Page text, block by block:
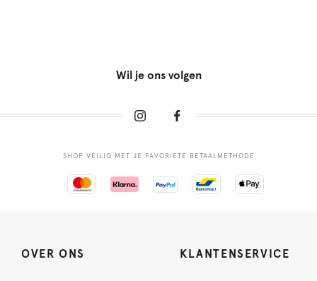
Wil je ons volgen
SHOP VEILIG MET JE FAVORIETE BETAALMETHODE
OVER ONS KLANTENSERVICE